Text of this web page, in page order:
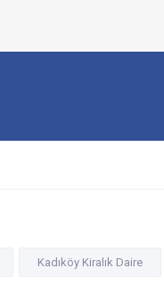
Kadıköy Kiralık Daire